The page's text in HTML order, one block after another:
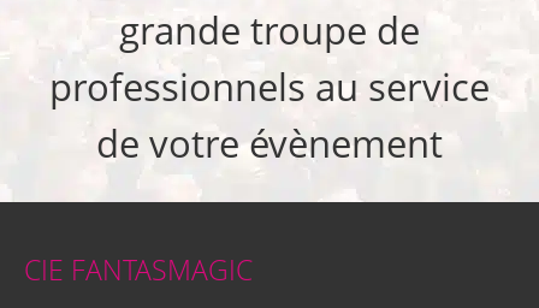
grande troupe de
professionnels au service
de votre évènement
CIE FANTASMAGIC